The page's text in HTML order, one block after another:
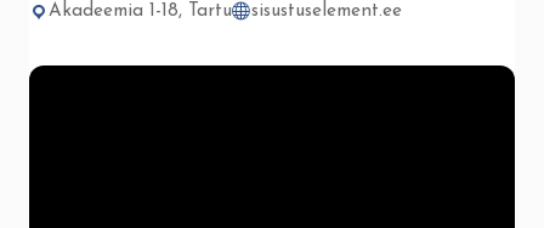
Akadeemia 1-18, Tartu
sisustuselement.ee